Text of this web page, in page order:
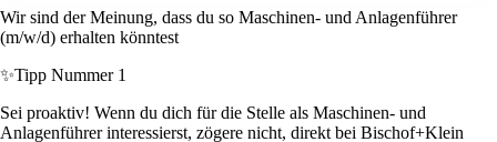
Wir sind der Meinung, dass du so Maschinen- und Anlagenführer
(m/w/d) erhalten könntest
✨Tipp Nummer 1
Sei proaktiv! Wenn du dich für die Stelle als Maschinen- und
Anlagenführer interessierst, zögere nicht, direkt bei Bischof+Klein